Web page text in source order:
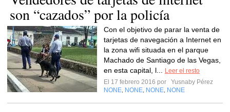
son “cazados” por la policía
Con el objetivo de parar la venta de
tarjetas de navegación a Internet en
la zona wifi situada en el parque
Machado de Santiago de las Vegas,
en esta capital, l...
Leer el resto
El 17 febrero 2016 por
Yusnaby Pérez
NONE NONE NONE NONE